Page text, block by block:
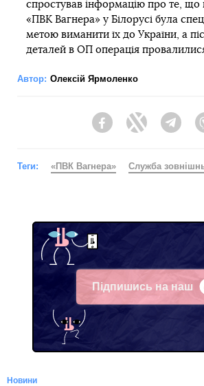
спростував інформацію про те, що
«ПВК Вагнера» у Білорусі була
метою виманити їх до України, а
деталей в ОП операція
Автор: Олексій Ярмоленко
FacebookTwitter
Теги: «ПВК Вагнера» Служба
Підпишись на наш
Facebook
Новини